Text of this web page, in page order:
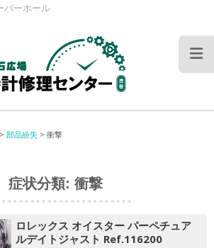
バーホール
> 部品紛失 > 衝撃
症状分類: 衝撃
ロレックス オイスター パーペチュア
ルデイトジャスト Ref.116200